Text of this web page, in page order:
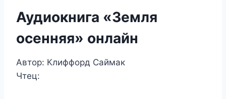
Аудиокнига «Земля
осенняя» онлайн
Автор: Клиффорд Саймак
Чтец: